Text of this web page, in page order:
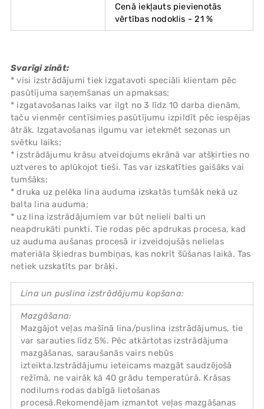
Cenā iekļauts pievienotās
vērtības nodoklis - 21 %
Svarīgi zināt:
* visi izstrādājumi tiek izgatavoti speciāli klientam pēc
pasūtījuma saņemšanas un apmaksas;
* izgatavošanas laiks var ilgt no 3 līdz 10 darba dienām,
taču vienmēr centīsimies pasūtījumu izpildīt pēc iespējas
ātrāk. Izgatavošanas ilgumu var ietekmēt sezonas un
svētku laiks;
* izstrādājumu krāsu atveidojums ekrānā var atšķirties no
uztveres to aplūkojot tieši. Tas var izskatīties gaišāks vai
tumšāks;
* druka uz pelēka lina auduma izskatās tumšāk nekā uz
balta lina auduma;
* uz lina izstrādājumiem var būt nelieli balti un
neapdrukāti punkti. Tie rodas pēc apdrukas procesa, kad
uz auduma aušanas procesā ir izveidojušās nelielas
materiāla šķiedras bumbiņas, kas nokrīt šūšanas laikā. Tas
netiek uzskatīts par brāķi.
Lina un puslina izstrādājumu kopšana:
Mazgāšana:
Mazgājot veļas mašīnā lina/puslina izstrādājumus, tie
var sarauties līdz 5%. Pēc atkārtotas izstrādājuma
mazgāšanas, saraušanās vairs nebūs
izteikta.Izstrādājumu ieteicams mazgāt saudzējošā
režīmā, ne vairāk kā 40 grādu temperatūrā. Krāsas
nodilums rodas dabīgā lietošanas
procesā.Rekomendējam izmantot veļas mazgāšanas